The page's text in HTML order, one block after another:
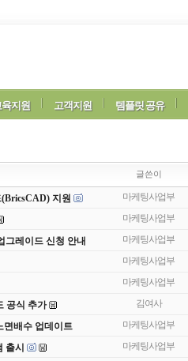
육지원 고객지원 템플릿 공유
글쓴이
지원 마케팅사업부
마케팅사업부
그레이드 신청 안내 마케팅사업부
마케팅사업부
마케팅사업부
공식 추가 김여사
면배수 업데이트 마케팅사업부
출시 마케팅사업부